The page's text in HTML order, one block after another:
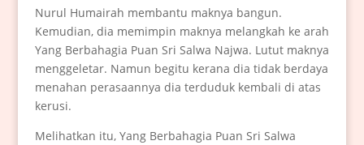
Nurul Humairah membantu maknya bangun.
Kemudian, dia memimpin maknya melangkah ke arah
Yang Berbahagia Puan Sri Salwa Najwa. Lutut maknya
menggeletar. Namun begitu kerana dia tidak berdaya
menahan perasaannya dia terduduk kembali di atas
kerusi.
Melihatkan itu, Yang Berbahagia Puan Sri Salwa